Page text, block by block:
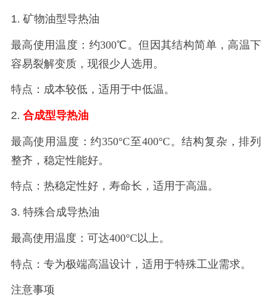
1. 矿物油型导热油
最高使用温度：约300℃。但因其结构简单，高温下
容易裂解变质，现很少人选用。
特点：成本较低，适用于中低温。
2. 合成型导热油
最高使用温度：约350°C至400°C。结构复杂，排列
整齐，稳定性能好。
特点：热稳定性好，寿命长，适用于高温。
3. 特殊合成导热油
最高使用温度：可达400°C以上。
特点：专为极端高温设计，适用于特殊工业需求。
注意事项